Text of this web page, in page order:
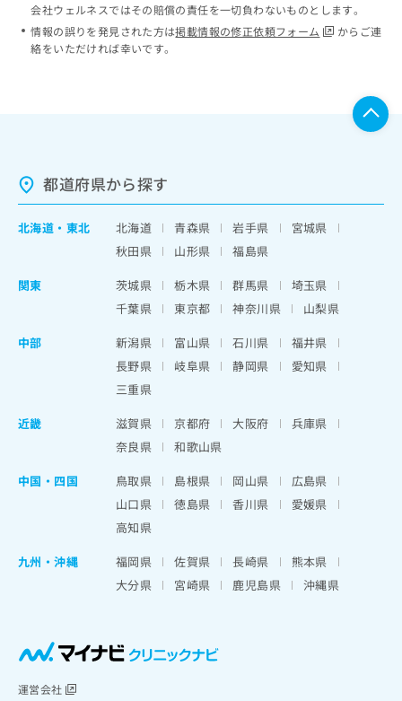
会社ウェルネスではその賠償の責任を一切負わないものとします。
情報の誤りを発見された方は掲載情報の修正依頼フォーム
からご連
絡をいただければ幸いです。
都道府県から探す
北海道 ・ 東北 北海道 青森県 岩手県
宮城県
秋田県
山形県
福島県
関東
茨城県 栃木県 群馬県
埼玉県
千葉県
東京都 神奈川県
山梨県
中部
新潟県 富山県 石川県
福井県
長野県
岐阜県 静岡県
愛知県
三重県
近畿
滋賀県 京都府 大阪府
兵庫県
奈良県
和歌山県
中国・四国
鳥取県 島根県 岡山県
広島県
山口県
徳島県 香川県
愛媛県
高知県
九州・沖縄
福岡県 佐賀県 長崎県
熊本県
大分県
宮崎県 鹿児島県 沖縄県
運営会社